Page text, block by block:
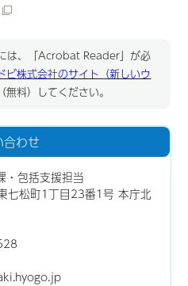
は、「Acrobat Reader」が必
ビ株式会社のサイト（新しいウ
料）してください。
合わせ
包括支援担当
七松町1丁目23番1号 本庁北